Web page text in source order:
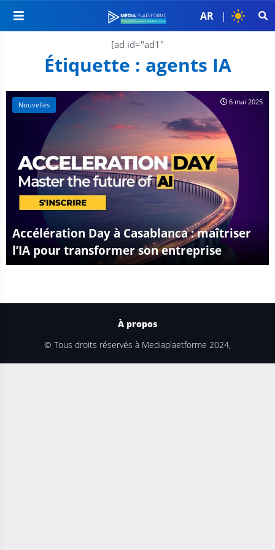
AR |
[ad id="ad1"
Étiquette : agents IA
Nouvelles
Accélération Day à Casablanca : maîtriser
l’IA pour transformer son entreprise
6 mai 2025
© Tous droits réservés à Mediaplaetforme 2024,
À propos